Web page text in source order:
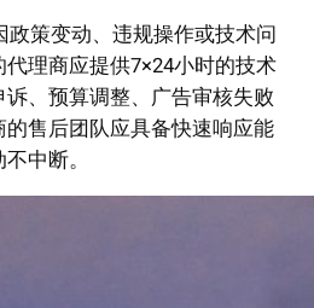
政策变动、违规操作或技术问
理商应提供7×24小时的技术
、预算调整、广告审核失败
售后团队应具备快速响应能
中断。